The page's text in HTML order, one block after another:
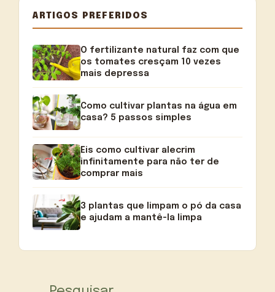
ARTIGOS PREFERIDOS
O fertilizante natural faz com que
os tomates cresçam 10 vezes
mais depressa
Como cultivar plantas na água em
casa? 5 passos simples
Eis como cultivar alecrim
infinitamente para não ter de
comprar mais
3 plantas que limpam o pó da casa
e ajudam a mantê-la limpa